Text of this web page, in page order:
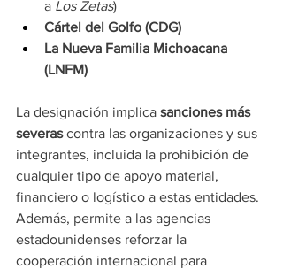
a Los Zetas)
Cártel del Golfo (CDG)
La Nueva Familia Michoacana
(LNFM)
La designación implica sanciones más
severas contra las organizaciones y sus
integrantes, incluida la prohibición de
cualquier tipo de apoyo material,
financiero o logístico a estas entidades.
Además, permite a las agencias
estadounidenses reforzar la
cooperación internacional para